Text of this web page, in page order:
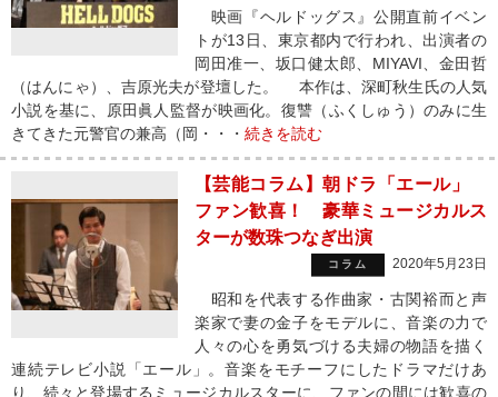
映画『ヘルドッグス』公開直前イベン
トが13日、東京都内で行われ、出演者の
岡田准一、坂口健太郎、MIYAVI、金田哲
（はんにゃ）、吉原光夫が登壇した。 本作は、深町秋生氏の人気
小説を基に、原田眞人監督が映画化。復讐（ふくしゅう）のみに生
きてきた元警官の兼高（岡・・・ 続きを読む
【芸能コラム】朝ドラ「エール」
ファン歓喜！ 豪華ミュージカルス
ターが数珠つなぎ出演
コラム 2020年5月23日
昭和を代表する作曲家・古関裕而と声
楽家で妻の金子をモデルに、音楽の力で
人々の心を勇気づける夫婦の物語を描く
連続テレビ小説「エール」。音楽をモチーフにしたドラマだけあ
り、続々と登場するミュージカルスターに、ファンの間には歓喜の